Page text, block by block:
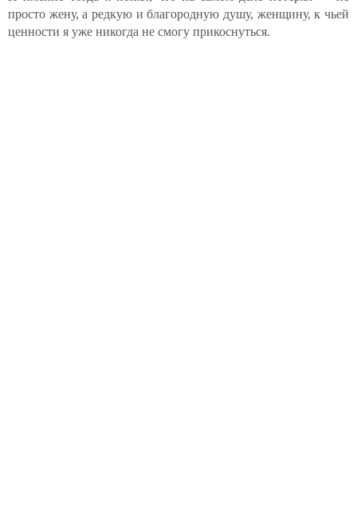
просто жену, а редкую и благородную душу, женщину, к чьей
ценности я уже никогда не смогу прикоснуться.